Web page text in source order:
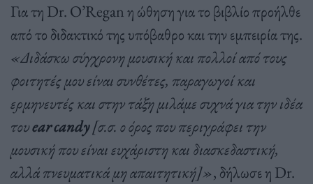
Για τη Dr. O’Regan η ώθηση για το βιβλίο προήλθε
από το διδακτικό της υπόβαθρο και την εμπειρία της.
«Διδάσκω σύγχρονη μουσική και πολλοί από τους
φοιτητές μου είναι συνθέτες, παραγωγοί και
ερμηνευτές και στην τάξη μιλάμε συχνά για την ιδέα
τουear candy[σ.σ. ο όρος που περιγράφει την
μουσική που είναι ευχάριστη και διασκεδαστική,
αλλά πνευματικά μη απαιτητική]», δήλωσε η Dr.